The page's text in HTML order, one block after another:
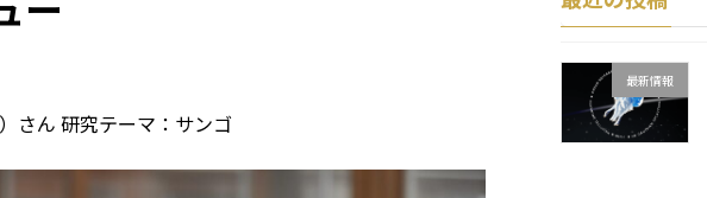
ー
さん 研究テーマ：サンゴ
最新情報